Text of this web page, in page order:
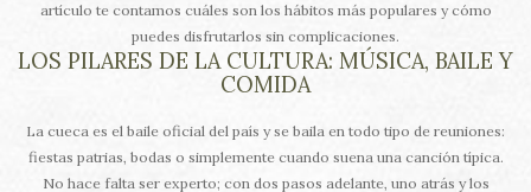
artículo te contamos cuáles son los hábitos más populares y cómo
puedes disfrutarlos sin complicaciones.
LOS PILARES DE LA CULTURA: MÚSICA, BAILE Y
COMIDA
La cueca es el baile oficial del país y se baila en todo tipo de reuniones:
fiestas patrias, bodas o simplemente cuando suena una canción típica.
No hace falta ser experto; con dos pasos adelante, uno atrás y los